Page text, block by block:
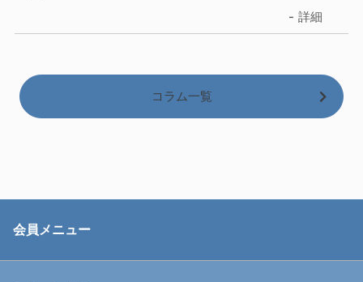
詳細
コラム一覧
会員メニュー